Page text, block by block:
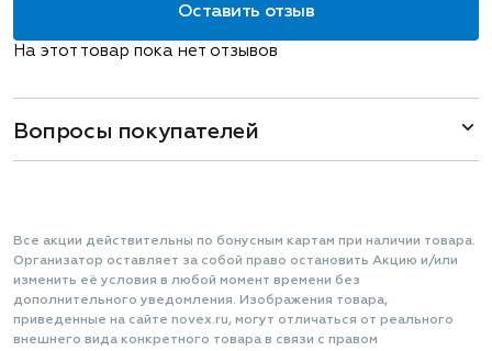
Оставить отзыв
На этот товар пока нет отзывов
Вопросы покупателей
Все акции действительны по бонусным картам при наличии товара.
Организатор оставляет за собой право остановить Акцию и/или
изменить её условия в любой момент времени без
дополнительного уведомления. Изображения товара,
приведенные на сайте novex.ru, могут отличаться от реального
внешнего вида конкретного товара в связи с правом